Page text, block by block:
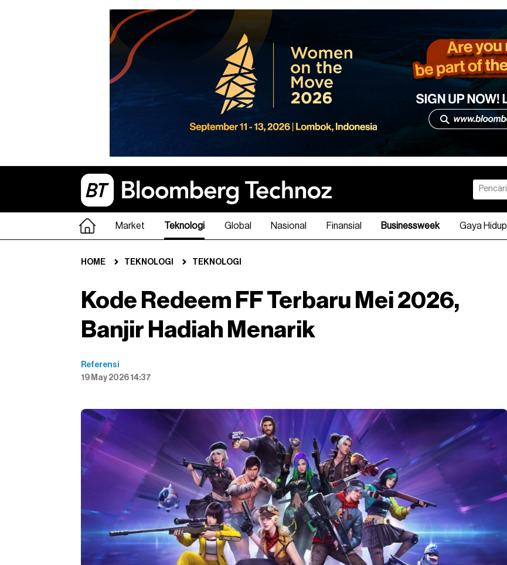
Market Teknologi Global Nasional Finansial Businessweek Gaya Hidup
HOME TEKNOLOGI TEKNOLOGI
Kode Redeem FF Terbaru Mei 2026,
Banjir Hadiah Menarik
Referensi
19 May 2026 14:37